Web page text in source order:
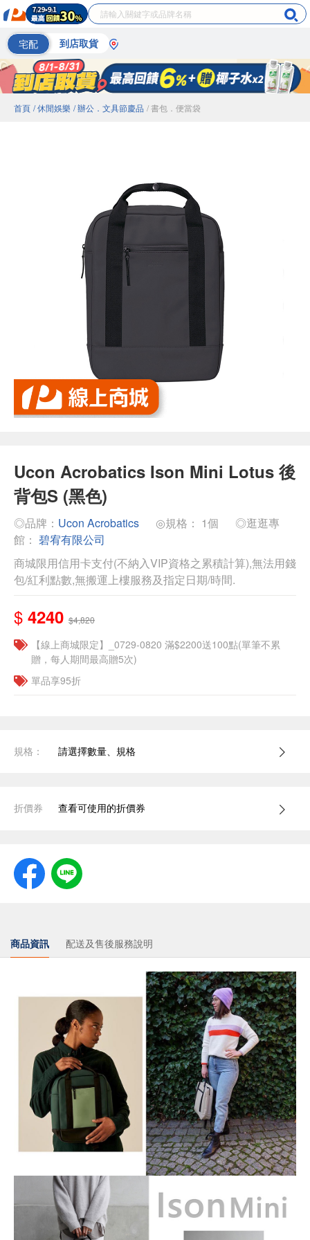
宅配 到店取貨
首頁 / 休閒娛樂 / 辦公．文具節慶品 / 書包．便當袋
Ucon Acrobatics Ison Mini Lotus 後
背包S (黑色)
◎品牌： Ucon Acrobatics ◎規格： 1個
◎逛逛專
館： 碧宥有限公司
商城限用信用卡支付(不納入VIP資格之累積計算),無法用錢
包/紅利點數,無搬運上樓服務及指定日期/時間.
$ 4240 $4,820
【線上商城限定】_0729-0820 滿$2200送100點(單筆不累
贈，每人期間最高贈5次)
單品享95折
規格： 請選擇數量、規格
折價券 查看可使用的折價券
商品資訊 配送及售後服務說明